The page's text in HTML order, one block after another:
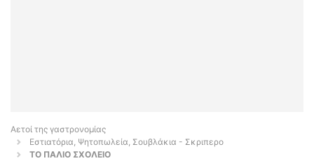
Αετοί της γαστρονομίας
Εστιατόρια, Ψητοπωλεία, Σουβλάκια - Σκριπερο
ΤΟ ΠΑΛΙΟ ΣΧΟΛΕΙΟ